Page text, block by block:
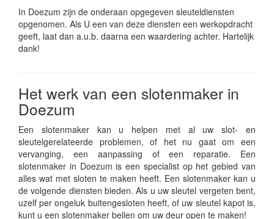
In Doezum zijn de onderaan opgegeven sleuteldiensten
opgenomen. Als U een van deze diensten een werkopdracht
geeft, laat dan a.u.b. daarna een waardering achter. Hartelijk
dank!
Het werk van een slotenmaker in
Doezum
Een slotenmaker kan u helpen met al uw slot- en
sleutelgerelateerde problemen, of het nu gaat om een
vervanging, een aanpassing of een reparatie. Een
slotenmaker in Doezum is een specialist op het gebied van
alles wat met sloten te maken heeft. Een slotenmaker kan u
de volgende diensten bieden. Als u uw sleutel vergeten bent,
uzelf per ongeluk buitengesloten heeft, of uw sleutel kapot is,
kunt u een slotenmaker bellen om uw deur open te maken!